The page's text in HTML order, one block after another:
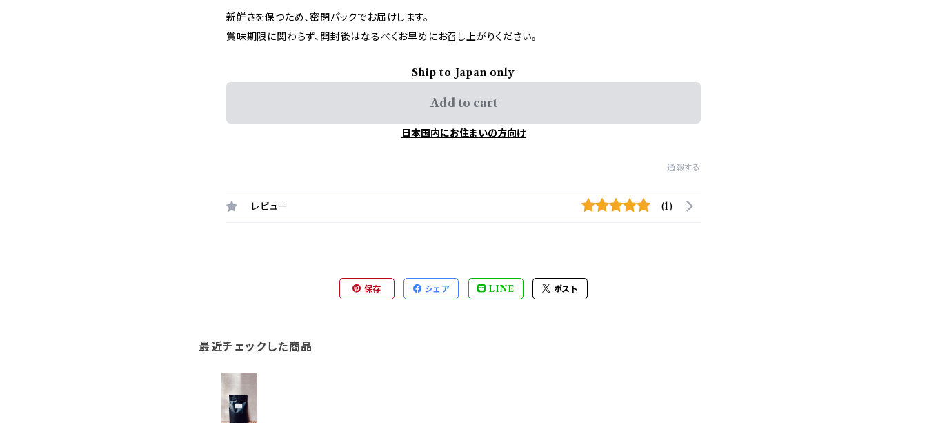
新鮮さを保つため、密閉パックでお届けします。
賞味期限に関わらず、開封後はなるべくお早めにお召し上がりください。
Ship to Japan only
Add to cart
日本国内にお住まいの方向け
通報する
レビュー (1)
保存 シェア LINE ポスト
最近チェックした商品